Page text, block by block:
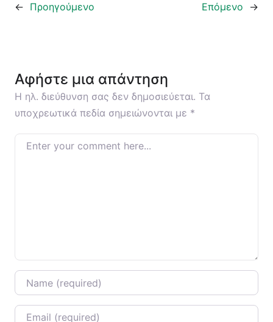
← Προηγούμενο Επόμενο →
Αφήστε μια απάντηση
Η ηλ. διεύθυνση σας δεν δημοσιεύεται. Τα
υποχρεωτικά πεδία σημειώνονται με *
Enter your comment here…
Name
Email